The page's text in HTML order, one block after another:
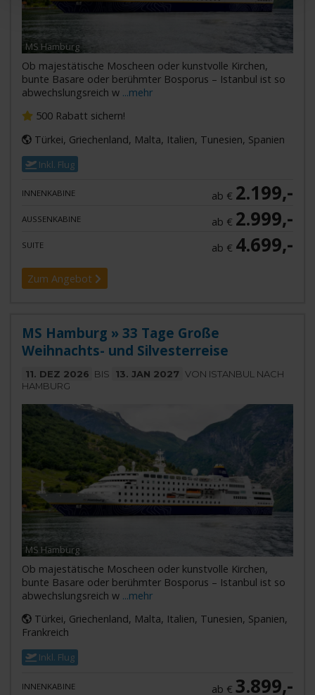
MS Hamburg
Ob majestätische Moscheen oder kunstvolle Kirchen,
bunte Basare oder berühmter Bosporus – Istanbul ist so
abwechslungsreich w ...mehr
500 Rabatt sichern!
Türkei, Griechenland, Malta, Italien, Tunesien, Spanien
Inkl. Flug
INNENKABINE ab € 2.199,-
AUSSENKABINE ab € 2.999,-
SUITE ab € 4.699,-
Zum Angebot
MS Hamburg » 33 Tage Große
Weihnachts- und Silvesterreise
11. DEZ 2026 BIS 13. JAN 2027 VON ISTANBUL NACH
HAMBURG
MS Hamburg
Ob majestätische Moscheen oder kunstvolle Kirchen,
bunte Basare oder berühmter Bosporus – Istanbul ist so
abwechslungsreich w ...mehr
Türkei, Griechenland, Malta, Italien, Tunesien, Spanien,
Frankreich
Inkl. Flug
INNENKABINE ab €3.899,-